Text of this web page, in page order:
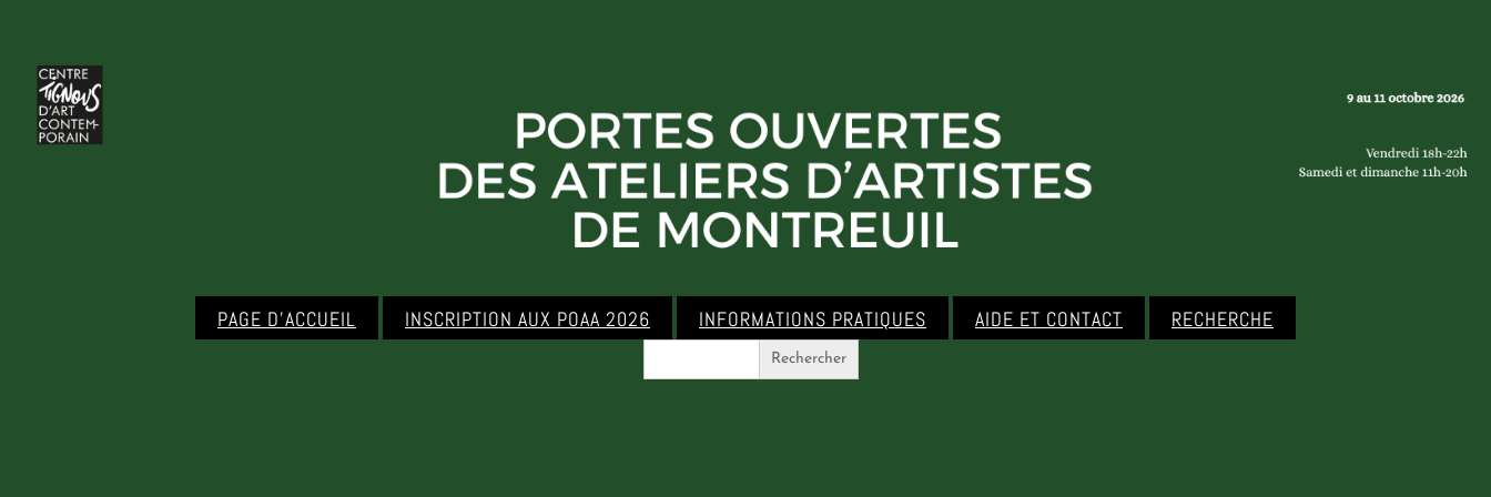
PAGE D’ACCUEIL INSCRIPTION AUX POAA 2026 INFORMATIONS PRATIQUES AIDE ET CONTACT RECHERCHE
Search